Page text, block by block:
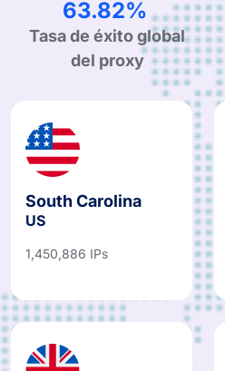
99.90%
Tasa de éxito global
del proxy
South Carolina
US
1,450,886 IPs